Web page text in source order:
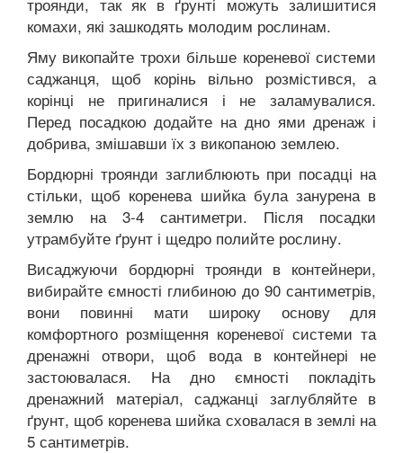
комахи, які зашкодять молодим рослинам.
Яму викопайте трохи більше кореневої системи
саджанця, щоб корінь вільно розмістився, а
корінці не пригиналися і не заламувалися.
Перед посадкою додайте на дно ями дренаж і
добрива, змішавши їх з викопаною землею.
Бордюрні троянди заглиблюють при посадці на
стільки, щоб коренева шийка була занурена в
землю на 3-4 сантиметри. Після посадки
утрамбуйте ґрунт і щедро полийте рослину.
Висаджуючи бордюрні троянди в контейнери,
вибирайте ємності глибиною до 90 сантиметрів,
вони повинні мати широку основу для
комфортного розміщення кореневої системи та
дренажні отвори, щоб вода в контейнері не
застоювалася. На дно ємності покладіть
дренажний матеріал, саджанці заглубляйте в
ґрунт, щоб коренева шийка сховалася в землі на
5 сантиметрів.